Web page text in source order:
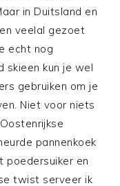
in Duitsland en
veelal gezoet
echt nog
skieen kun je wel
gebruiken om je
Niet voor niets
pannenkoek
en
twist serveer ik